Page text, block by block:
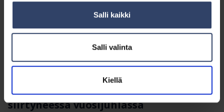
Salli kaikki
Salli valinta
Kiellä
maanpuolustuslehtiin. Palovainion aktiivinen viestintä
on ollut yksi avaintekijöistä, miksi Hattulan
koulutuspaikalla naisten vapaaehtoiseen
asepalvelukseen perehdyttävän koulutusohjelman
uusia osallistujia.
Muut huomionosoitukset jaetaan
siirtyneessä vuosijuhlassa